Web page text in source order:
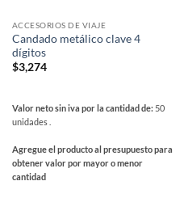
ACCESORIOS DE VIAJE
Candado metálico clave 4
dígitos
$3,274
Valor neto sin iva por la cantidad de: 50
unidades .
Agregue el producto al presupuesto para
obtener valor por mayor o menor
cantidad